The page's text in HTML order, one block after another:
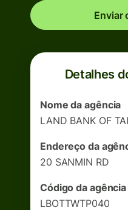
Enviar
Detalhes
Nome da agência
LAND BANK OF
Endereço da
20 SANMIN RD
Código da agência
LBOTTWTP040